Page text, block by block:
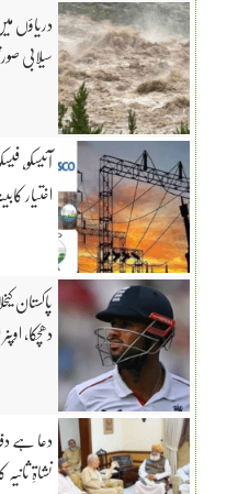
دریاؤں
سیلابی
آئیسکو،
اختیار
پاکستان
دھچکا،
دعا ہے
نشاۃِ